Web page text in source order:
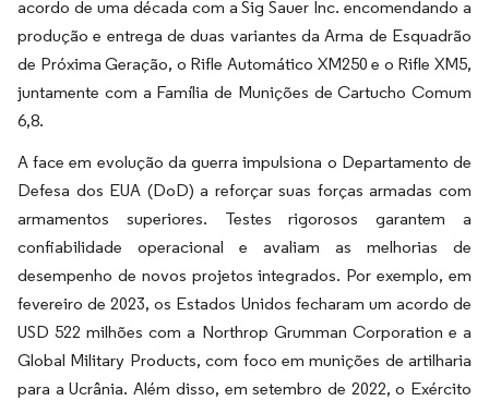
acordo de uma década com a Sig Sauer Inc. encomendando a
produção e entrega de duas variantes da Arma de Esquadrão
de Próxima Geração, o Rifle Automático XM250 e o Rifle XM5,
juntamente com a Família de Munições de Cartucho Comum
6,8.
A face em evolução da guerra impulsiona o Departamento de
Defesa dos EUA (DoD) a reforçar suas forças armadas com
armamentos superiores. Testes rigorosos garantem a
confiabilidade operacional e avaliam as melhorias de
desempenho de novos projetos integrados. Por exemplo, em
fevereiro de 2023, os Estados Unidos fecharam um acordo de
USD 522 milhões com a Northrop Grumman Corporation e a
Global Military Products, com foco em munições de artilharia
para a Ucrânia. Além disso, em setembro de 2022, o Exército